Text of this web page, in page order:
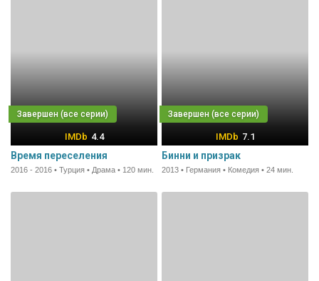
4.4
Время переселения
2016 - 2016 • Турция • Драма • 120 мин.
7.1
Бинни и призрак
2013 • Германия • Комедия • 24 мин.